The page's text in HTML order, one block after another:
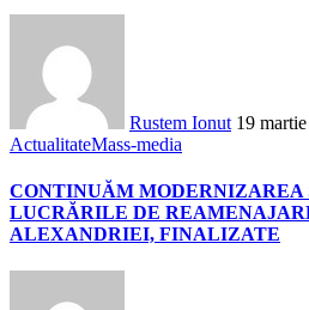
Rustem Ionut 19
ActualitateMass-media
CONTINUĂM MODERNIZAREA
LUCRĂRILE DE
ALEXANDRIEI, FINALIZATE